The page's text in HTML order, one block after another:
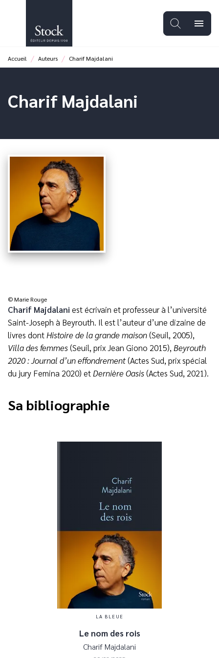
PIED DE PAGE
menu
Accueil / Auteurs / Charif Majdalani
Charif Majdalani
Charif Majdalani est écrivain et professeur à l’université
Saint-Joseph à Beyrouth. Il est l’auteur d’une dizaine de
livres dont Histoire de la grande maison(Seuil, 2005),
Villa des femmes(Seuil, prix Jean Giono 2015), Beyrouth
2020 : Journal d’un effondrement(Actes Sud, prix spécial
du jury Femina 2020) et Dernière Oasis(Actes Sud, 2021).
© Marie Rouge
Sa bibliographie
LA BLEUE
Le nom des rois
Charif Majdalani